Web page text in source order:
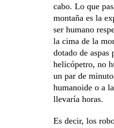
cabo. Lo que
montaña es la
ser humano
la cima de la
dotado de
helicópetro, no
un par de
humanoide o a
llevaría horas.
Es decir, los